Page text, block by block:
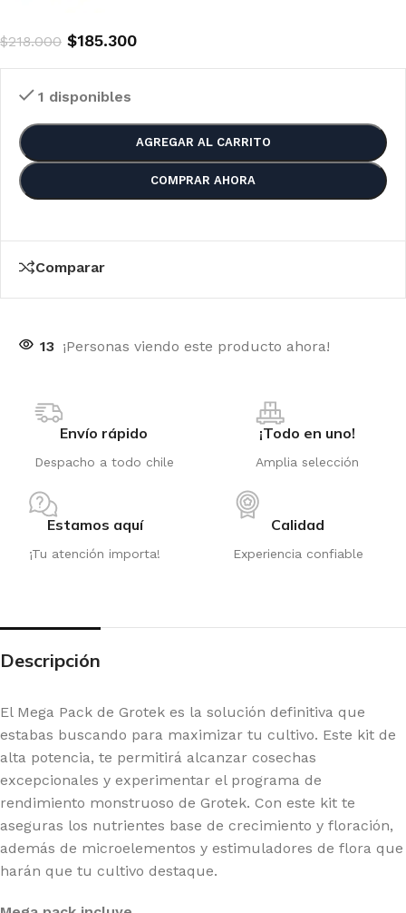
$218.000 $185.300
1 disponibles
AGREGAR AL CARRITO
COMPRAR AHORA
Comparar
13 ¡Personas viendo este producto ahora!
Envío rápido
Despacho a todo chile
¡Todo en uno!
Amplia selección
Estamos aquí
¡Tu atención importa!
Calidad
Experiencia confiable
Descripción
El Mega Pack de Grotek es la solución definitiva que
estabas buscando para maximizar tu cultivo. Este kit de
alta potencia, te permitirá alcanzar cosechas
excepcionales y experimentar el programa de
rendimiento monstruoso de Grotek. Con este kit te
aseguras los nutrientes base de crecimiento y floración,
además de microelementos y estimuladores de flora que
harán que tu cultivo destaque.